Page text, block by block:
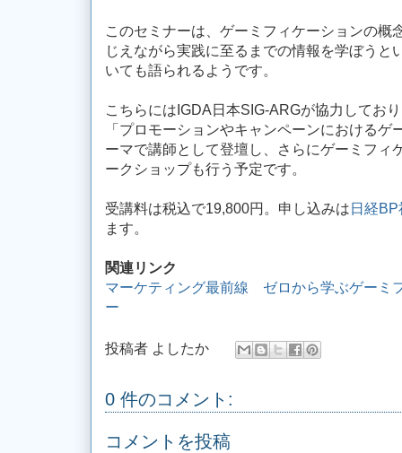
このセミナーは、ゲーミフィケーションの概
じえながら実践に至るまでの情報を学ぼうと
いても語られるようです。
こちらにはIGDA日本SIG-ARGが協力してお
「プロモーションやキャンペーンにおける
ーマで講師として登壇し、さらにゲーミフィ
ークショップも行う予定です。
受講料は税込で19,800円。申し込みは 日経
ます。
関連リンク
マーケティング最前線 ゼロから学ぶゲーミ
ー
投稿者 よしたか
0 件のコメント:
コメントを投稿